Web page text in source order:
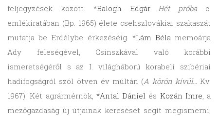
feljegyzések között. *Balogh Edgár Hét próba c.
emlékiratában (Bp. 1965) élete csehszlovákiai szakaszát
mutatja be Erdélybe érkezéséig. *Lám Bélamemoárja
Ady feleségével, Csinszkával való korábbi
ismeretségéről s az I. világháború korabeli szibériai
hadifogságról szól ötven év múltán (A körön kívül…Kv.
1967). Két agrármérnök, *Antal Dániel és Kozán Imre, a
mezőgazdaság új útjainak keresését segít megismerni;